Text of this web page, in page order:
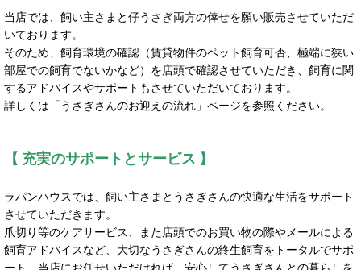
当店では、飼い主さまと仔うさぎ両方の倖せを願い販売させていただ
いております。
そのため、飼育環境の確認（賃貸物件のペット飼育可否、極端に狭い
部屋での飼育でないかなど）を店頭で確認させていただき、飼育に関
するアドバイスやサポートもさせていただいております。
詳しくは「うさぎさんのお迎えの流れ」ページを参照ください。
【 充実のサポートとサービス 】
ラパンハウスでは、飼い主さまとうさぎさんの快適な生活をサポート
させていただきます。
爪切り等のケアサービス、また店頭でのお買い物の際やメールによる
飼育アドバイスなど、大切なうさぎさんの終生飼育をトータルでサポ
ート。当店にお任せいただければ、安心してうさぎさんとの暮らしを